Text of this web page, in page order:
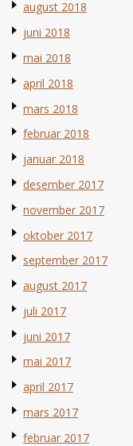
august 2018
juni 2018
mai 2018
april 2018
mars 2018
februar 2018
januar 2018
desember 2017
november 2017
oktober 2017
september 2017
august 2017
juli 2017
juni 2017
mai 2017
april 2017
mars 2017
februar 2017